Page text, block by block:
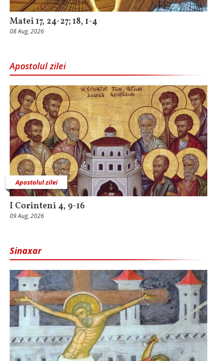
Matei 17, 24-27; 18, 1-4
08 Aug, 2026
Apostolul zilei
Apostolul zilei
I Corinteni 4, 9-16
09 Aug, 2026
Sinaxar